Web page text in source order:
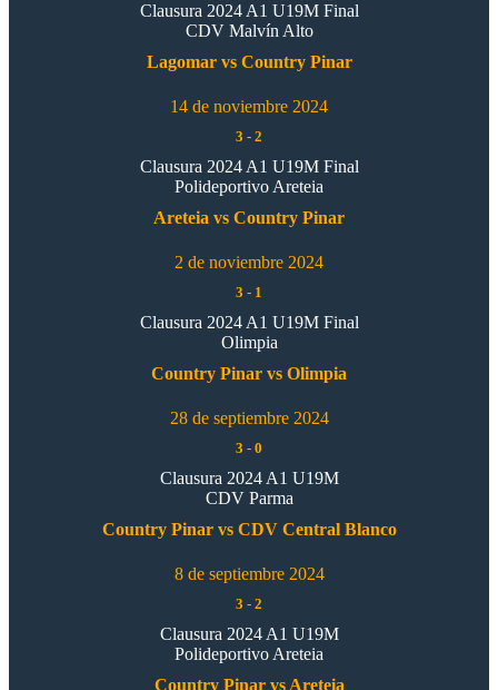
Clausura 2024 A1 U19M Final
CDV Malvín Alto
Lagomar vs Country Pinar
14 de noviembre 2024
3 - 2
Clausura 2024 A1 U19M Final
Polideportivo Areteia
Areteia vs Country Pinar
2 de noviembre 2024
3 - 1
Clausura 2024 A1 U19M Final
Olimpia
Country Pinar vs Olimpia
28 de septiembre 2024
3 - 0
Clausura 2024 A1 U19M
CDV Parma
Country Pinar vs CDV Central Blanco
8 de septiembre 2024
3 - 2
Clausura 2024 A1 U19M
Polideportivo Areteia
Country Pinar vs Areteia